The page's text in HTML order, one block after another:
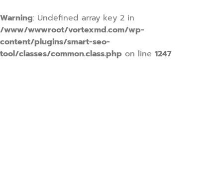
Warning: Undefined array key 2 in
/www/wwwroot/vortexmd.com/wp-
content/plugins/smart-seo-
tool/classes/common.class.php on line 1247